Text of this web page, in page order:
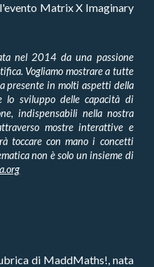
Matrix X Imaginary
nel 2014 da una passione
Vogliamo mostrare a tutte
presente in molti aspetti della
lo sviluppo delle capacità di
indispensabili nella nostra
mostre interattive e
toccare con mano i concetti
non è solo un insieme di
di MaddMaths!, nata